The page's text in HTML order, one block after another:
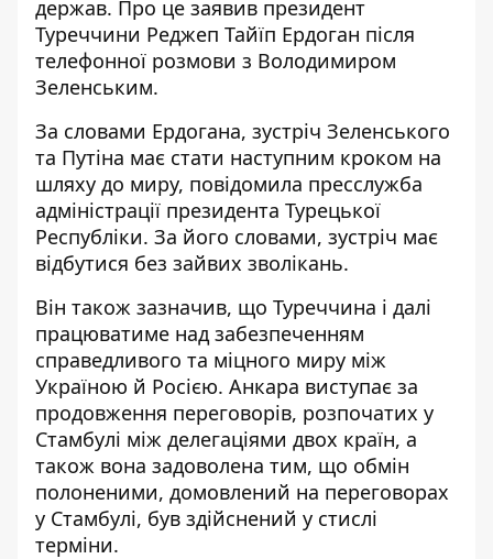
держав. Про це заявив президент
Туреччини Реджеп Тайїп Ердоган після
телефонної розмови з Володимиром
Зеленським.
За словами Ердогана, зустріч Зеленського
та Путіна має стати наступним кроком на
шляху до миру, повідомила пресслужба
адміністрації президента Турецької
Республіки. За його словами, зустріч має
відбутися без зайвих зволікань.
Він також зазначив, що Туреччина і далі
працюватиме над забезпеченням
справедливого та міцного миру між
Україною й Росією. Анкара виступає за
продовження переговорів, розпочатих у
Стамбулі між делегаціями двох країн, а
також вона задоволена тим, що обмін
полоненими, домовлений на переговорах
у Стамбулі, був здійснений у стислі
терміни.